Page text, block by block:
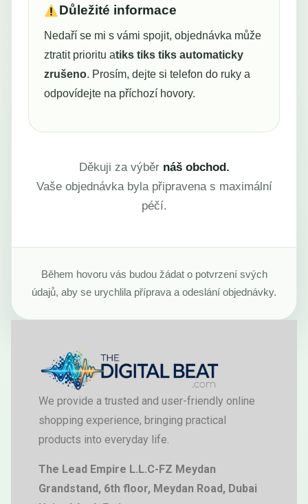
Důležité informace
Nedaří se mi s vámi spojit, objednávka může
ztratit prioritu atiks tiks tiks automaticky
zrušeno. Prosím, dejte si telefon do ruky a
odpovídejte na příchozí hovory.
Děkuji za výběr náš obchod.
Vaše objednávka byla připravena s maximální
péčí.
Během hovoru vás budou žádat o potvrzení svých
údajů, aby se urychlila příprava a odeslání objednávky.
We provide a trusted and user-friendly online
shopping experience, bringing practical
products into everyday life.
The Lead Empire L.L.C-FZ Meydan
Grandstand, 6th floor, Meydan Road, Dubai